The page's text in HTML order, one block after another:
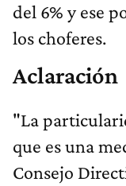
del 6% y ese
los choferes.
Aclaración
"La
que es una
Consejo